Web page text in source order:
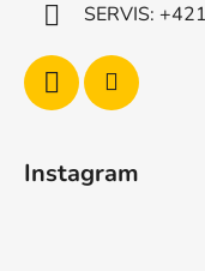
SERVIS:
Instagram